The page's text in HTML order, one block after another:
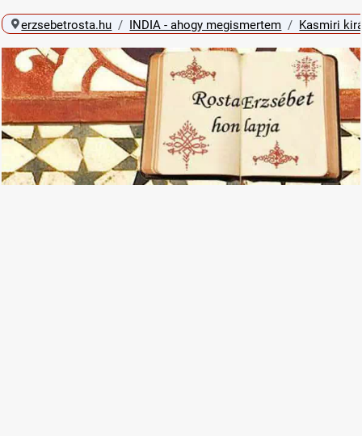
erzsebetrosta.hu INDIA - ahogy megismertem Kasmiri